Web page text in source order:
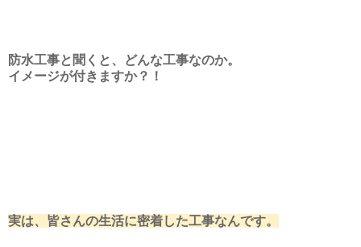
防水工事と聞くと、どんな工事なのか。
イメージが付きますか？！
実は、皆さんの生活に密着した工事なんです。